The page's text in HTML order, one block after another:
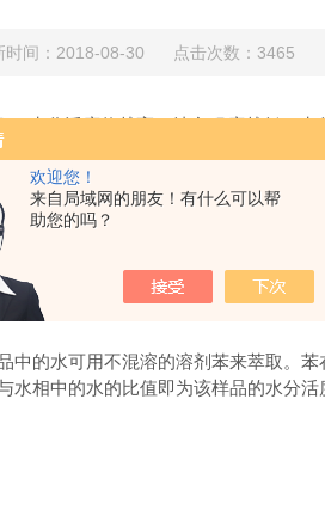
欢迎您！
来自局域网的朋友！有什么可以帮
助您的吗？
时间：2018-08-30 点击次数：3465
水分活度值越高，结合程度越低；
度有着密切的关系。水分活度是确
食物保存时，我们要参考水分活度
研究考虑的问题。如水果批发商，粮
方法是在一定温度下主要利用AW测
为9.000。
水可用不混溶的溶剂苯来萃取。苯
水相中的水的比值即为该样品的水分活